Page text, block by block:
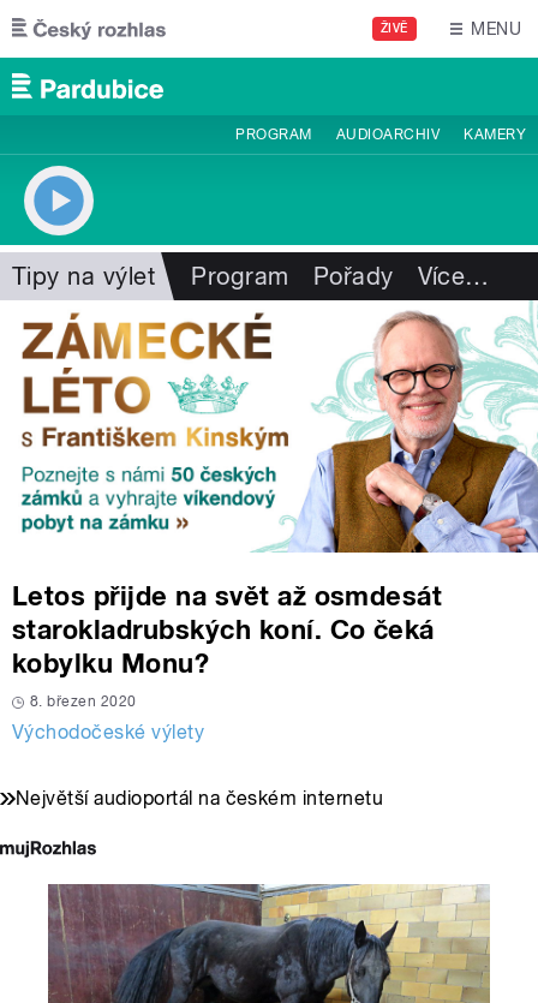
Přejít k hlavnímu obsahu
ŽIVĚ MENU
PROGRAM AUDIOARCHIV KAMERY
Tipy na výlet Program Pořady Více…
Letos přijde na svět až osmdesát
starokladrubských koní. Co čeká
kobylku Monu?
8. březen 2020
Východočeské výlety
Největší audioportál na českém internetu